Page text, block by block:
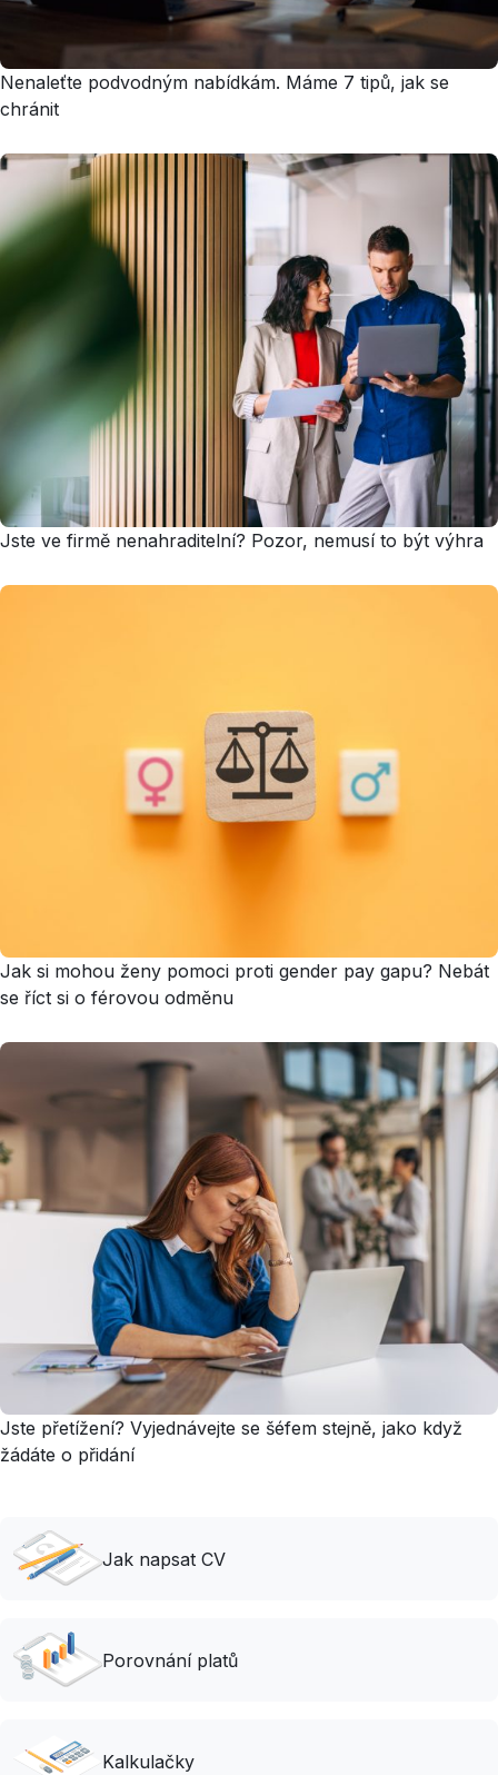
Nenaleťte podvodným nabídkám. Máme 7 tipů, jak se
chránit
Jste ve firmě nenahraditelní? Pozor, nemusí to být výhra
Jak si mohou ženy pomoci proti gender pay gapu? Nebát
se říct si o férovou odměnu
Jste přetížení? Vyjednávejte se šéfem stejně, jako když
žádáte o přidání
Jak napsat CV
Porovnání platů
Kalkulačky